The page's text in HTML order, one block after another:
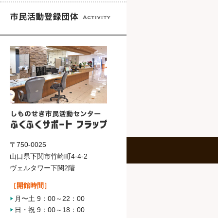
〒750-0025
山口県下関市竹崎町4-4-2
ヴェルタワー下関2階
［開館時間］
月〜土 9：00～22：00
日・祝 9：00～18：00